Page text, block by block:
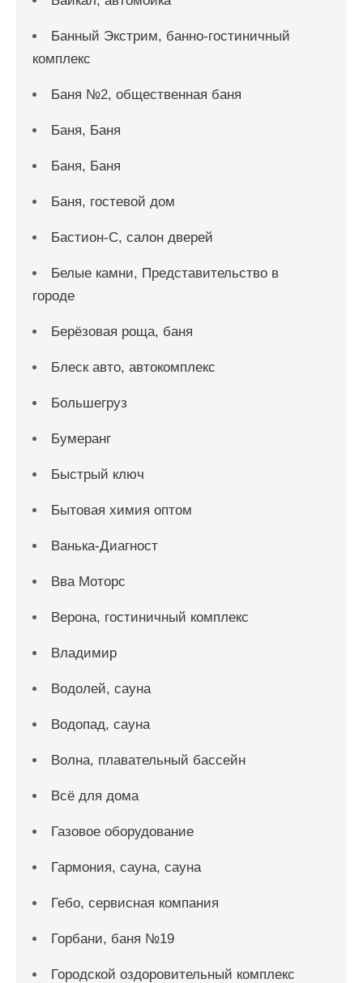
Банный Экстрим, банно-гостиничный
комплекс
Баня №2, общественная баня
Баня, Баня
Баня, Баня
Баня, гостевой дом
Бастион-С, салон дверей
Белые камни, Представительство в
городе
Берёзовая роща, баня
Блеск авто, автокомплекс
Большегруз
Бумеранг
Быстрый ключ
Бытовая химия оптом
Ванька-Диагност
Вва Моторс
Верона, гостиничный комплекс
Владимир
Водолей, сауна
Водопад, сауна
Волна, плавательный бассейн
Всё для дома
Газовое оборудование
Гармония, сауна, сауна
Гебо, сервисная компания
Горбани, баня №19
Городской оздоровительный комплекс